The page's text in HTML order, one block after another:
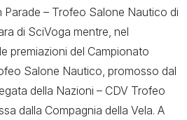
Parade – Trofeo Salone Nautico di
di SciVoga mentre, nel
premiazioni del Campionato
Salone Nautico, promosso dal
della Nazioni – CDV Trofeo
dalla Compagnia della Vela. A